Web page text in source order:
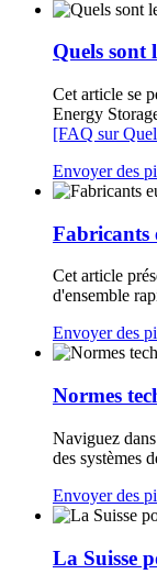
Quels sont
Cet article se
Energy
[FAQ sur
Envoyer des
Fabricants
Cet article
d'ensemble
Envoyer des
Normes
Naviguez
des systèmes
Envoyer des
La Suisse